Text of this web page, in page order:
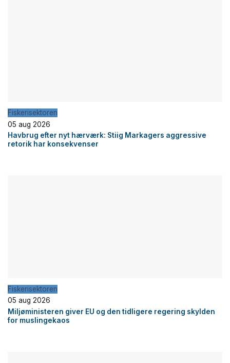
Fiskerisektoren
05 aug 2026
Havbrug efter nyt hærværk: Stiig Markagers aggressive
retorik har konsekvenser
Fiskerisektoren
05 aug 2026
Miljøministeren giver EU og den tidligere regering skylden
for muslingekaos